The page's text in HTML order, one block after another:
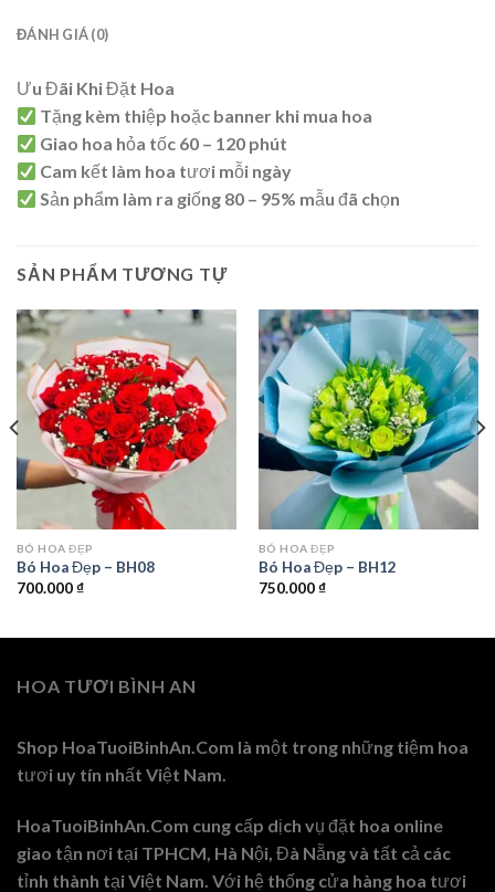
ĐÁNH GIÁ (0)
Ưu Đãi Khi Đặt Hoa
Tặng kèm thiệp hoặc banner khi mua hoa
Giao hoa hỏa tốc 60 – 120 phút
Cam kết làm hoa tươi mỗi ngày
Sản phẩm làm ra giống 80 – 95% mẫu đã chọn
SẢN PHẨM TƯƠNG TỰ
BÓ HOA ĐẸP
Bó Hoa Đẹp – BH08
700.000₫
BÓ HOA ĐẸP
Bó Hoa Đẹp – BH12
750.000₫
HOA TƯƠI BÌNH AN
Shop HoaTuoiBinhAn.Com là một trong những tiệm hoa
tươi uy tín nhất Việt Nam.
HoaTuoiBinhAn.Com cung cấp dịch vụ đặt hoa online
giao tận nơi tại TPHCM, Hà Nội, Đà Nẵng và tất cả các
tỉnh thành tại Việt Nam. Với hệ thống cửa hàng hoa tươi